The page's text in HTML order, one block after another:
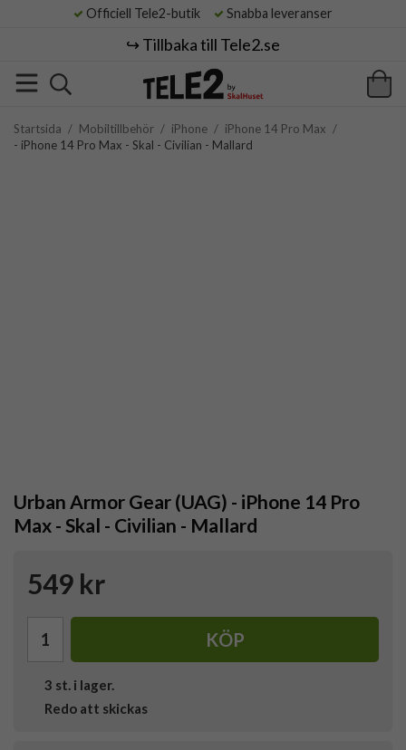
Officiell Tele2-butik Snabba leveranser
↪️ Tillbaka till Tele2.se
Startsida / Mobiltillbehör / iPhone / iPhone 14 Pro Max /
- iPhone 14 Pro Max - Skal - Civilian - Mallard
Urban Armor Gear (UAG) - iPhone 14 Pro
Max - Skal - Civilian - Mallard
549 kr
KÖP
3 st. i lager.
Redo att skickas